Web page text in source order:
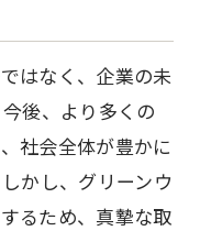
はなく、企業の未
後、より多くの
社会全体が豊かに
かし、グリーンウ
るため、真摯な取